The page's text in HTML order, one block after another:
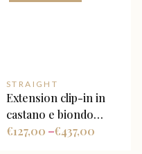
STRAIGHT
Extension clip-in in
castano e biondo
miele ombré
127,00
€ – 437,00
€